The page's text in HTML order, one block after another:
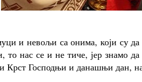
и невољи са онима, који су
то нас се и не тиче, јер знамо
Крст Господњи и данашњи дан,